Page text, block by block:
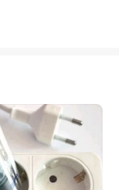
크기가 큰것은 51
엔터를 친후에 Fre